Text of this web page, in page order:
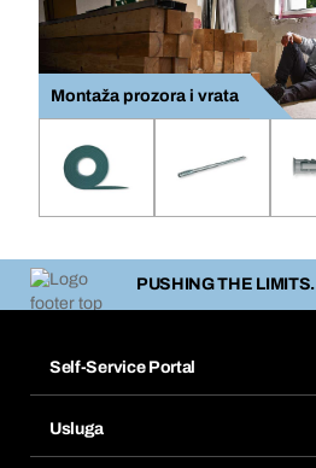
Montaža prozora i vrata
PUSHING THE LIMITS.
Self-Service Portal
Usluga